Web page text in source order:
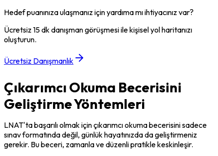
Hedef puanınıza ulaşmanız için yardıma mı ihtiyacınız var?
Ücretsiz 15 dk danışman görüşmesi ile kişisel yol haritanızı
oluşturun.
Ücretsiz Danışmanlık
Çıkarımcı Okuma Becerisini
Geliştirme Yöntemleri
LNAT'ta başarılı olmak için çıkarımcı okuma becerisini sadece
sınav formatında değil, günlük hayatınızda da geliştirmeniz
gerekir. Bu beceri, zamanla ve düzenli pratikle keskinleşir.